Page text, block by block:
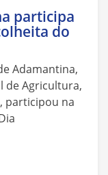
participa
do
Adamantina,
de Agricultura,
participou na